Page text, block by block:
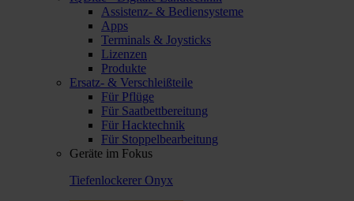
Assistenz- & Bediensysteme
Apps
Terminals & Joysticks
Lizenzen
Produkte
Ersatz- & Verschleißteile
Für Pflüge
Für Saatbettbereitung
Für Hacktechnik
Für Stoppelbearbeitung
Geräte im Fokus
Tiefenlockerer Onyx